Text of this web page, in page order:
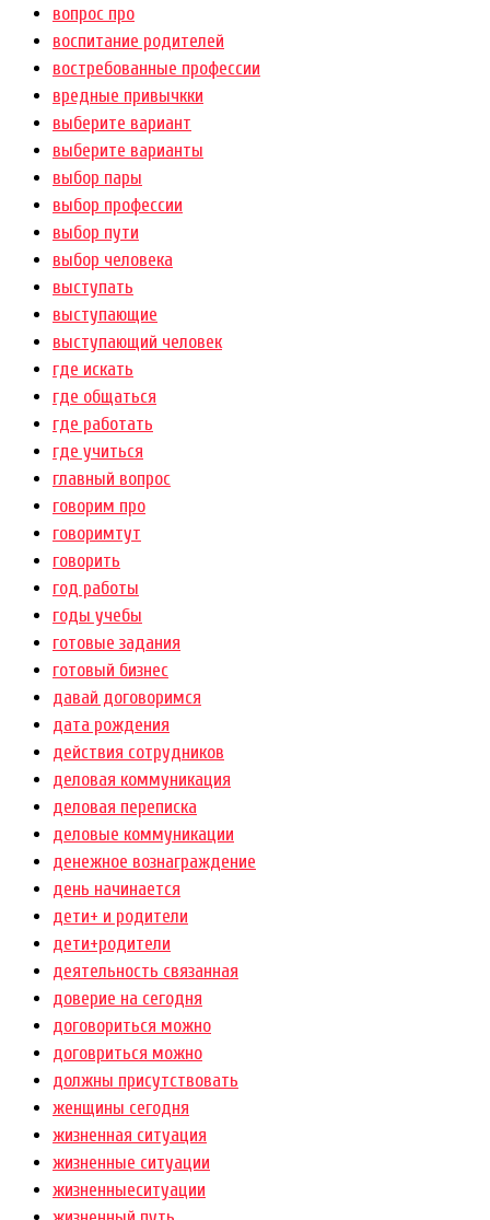
вопрос про
воспитание родителей
востребованные профессии
вредные привычкки
выберите вариант
выберите варианты
выбор пары
выбор профессии
выбор пути
выбор человека
выступать
выступающие
выступающий человек
где искать
где общаться
где работать
где учиться
главный вопрос
говорим про
говоримтут
говорить
год работы
годы учебы
готовые задания
готовый бизнес
давай договоримся
дата рождения
действия сотрудников
деловая коммуникация
деловая переписка
деловые коммуникации
денежное вознаграждение
день начинается
дети+ и родители
дети+родители
деятельность связанная
доверие на сегодня
договориться можно
договриться можно
должны присутствовать
женщины сегодня
жизненная ситуация
жизненные ситуации
жизненныеситуации